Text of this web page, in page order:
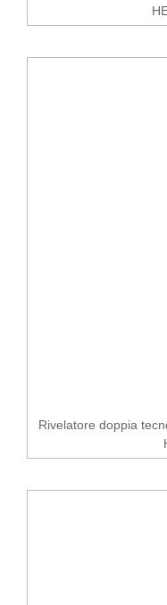
Rivelatore doppia